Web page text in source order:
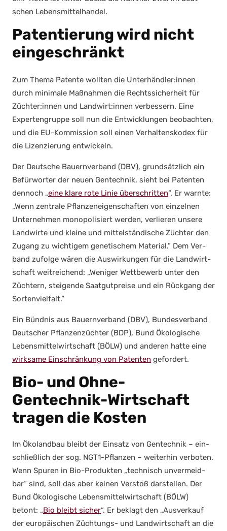
schen Lebens­mit­tel­han­del.
Patentierung wird nicht
eingeschränkt
Zum The­ma Paten­te woll­ten die Unterhändler:innen
durch mini­ma­le Maß­nah­men die Rechts­si­cher­heit für
Züchter:innen und Landwirt:innen ver­bes­sern. Eine
Exper­ten­grup­pe soll nun die Ent­wick­lun­gen beob­ach­ten,
und die EU-Kom­mis­si­on soll einen Ver­hal­tens­ko­dex für
die Lizen­zie­rung ent­wi­ckeln.
Der Deut­sche Bau­ern­ver­band (DBV), grund­sätz­lich ein
Befür­wor­ter der neu­en Gen­tech­nik, sieht bei Paten­ten
den­noch „eine kla­re rote Linie über­schrit­ten“. Er warn­te:
„Wenn zen­tra­le Pflan­zen­ei­gen­schaf­ten von ein­zel­nen
Unter­neh­men mono­po­li­siert wer­den, ver­lie­ren unse­re
Land­wir­te und klei­ne und mit­tel­stän­di­sche Züch­ter den
Zugang zu wich­ti­gem gene­ti­schem Mate­ri­al.” Dem Ver­
band zufol­ge wären die Aus­wir­kun­gen für die Land­wirt­
schaft weit­rei­chend: „Weni­ger Wett­be­werb unter den
Züch­tern, stei­gen­de Saat­gut­prei­se und ein Rück­gang der
Sor­ten­viel­falt.“
Ein Bünd­nis aus Bau­ern­ver­band (DBV), Bun­des­ver­band
Deut­scher Pflan­zen­züch­ter (BDP), Bund Öko­lo­gi­sche
Lebens­mit­tel­wirt­schaft (BÖLW) und ande­ren hat­te eine
wirk­sa­me Ein­schrän­kung von Paten­ten gefor­dert.
Bio- und Ohne-
Gentechnik-Wirtschaft
tragen die Kosten
Im Öko­land­bau bleibt der Ein­satz von Gen­tech­nik – ein­
schließ­lich der sog. NGT1-Pflan­zen – wei­ter­hin ver­bo­ten.
Wenn Spu­ren in Bio-Pro­duk­ten „tech­nisch unver­meid­
bar“ sind, soll das aber kei­nen Ver­stoß dar­stel­len. Der
Bund Öko­lo­gi­sche Lebens­mit­tel­wirt­schaft (BÖLW)
betont: „Bio bleibt sicher“. Er beklagt den „Aus­ver­kauf
der euro­päi­schen Züch­tungs- und Land­wirt­schaft an die